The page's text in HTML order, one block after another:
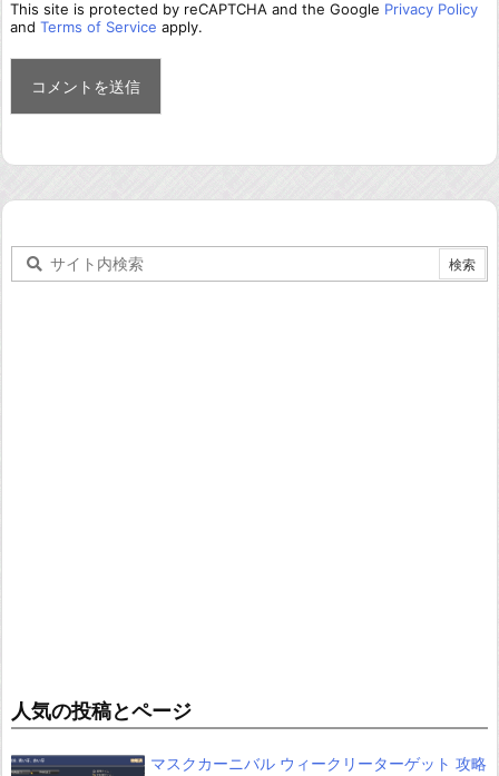
This site is protected by reCAPTCHA and the Google Privacy Policy
and Terms of Service apply.
人気の投稿とページ
マスクカーニバル ウィークリーターゲット 攻略